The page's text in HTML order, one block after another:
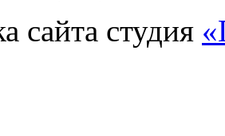
сайта студия